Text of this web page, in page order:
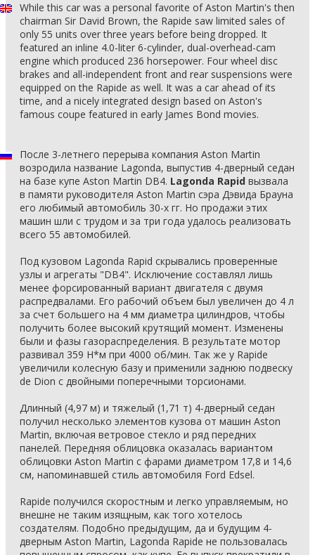
While this car was a personal favorite of Aston Martin's then
chairman Sir David Brown, the Rapide saw limited sales of
only 55 units over three years before being dropped. It
featured an inline 4.0-liter 6-cylinder, dual-overhead-cam
engine which produced 236 horsepower. Four wheel disc
brakes and all-independent front and rear suspensions were
equipped on the Rapide as well. It was a car ahead of its
time, and a nicely integrated design based on Aston's
famous coupe featured in early James Bond movies.
После 3-летнего перерыва компания Aston Martin
возродила название Lagonda, выпустив 4-дверный седан
на базе купе Aston Martin DB4. Lagonda Rapid вызвала
в памяти руководителя Aston Martin сэра Дэвида Брауна
его любимый автомобиль 30-х гг. Но продажи этих
машин шли с трудом и за три года удалось реализовать
всего 55 автомобилей.
Под кузовом Lagonda Rapid скрывались проверенные
узлы и агрегаты "DB4". Исключение составлял лишь
менее форсированный вариант двигателя с двумя
распредвалами. Его рабочий объем был увеличен до 4 л
за счет большего на 4 мм диаметра цилиндров, чтобы
получить более высокий крутящий момент. Изменены
были и фазы газораспределения. В результате мотор
развивал 359 Н*м при 4000 об/мин. Так же у Rapide
увеличили колесную базу и применили заднюю подвеску
de Dion с двойными поперечными торсионами.
Длинный (4,97 м) и тяжелый (1,71 т) 4-дверный седан
получил несколько элементов кузова от машин Aston
Martin, включая ветровое стекло и ряд передних
панелей. Передняя облицовка оказалась вариантом
облицовки Aston Martin с фарами диаметром 17,8 и 14,6
см, напоминавшей стиль автомобиля Ford Edsel.
Rapide получился скоростным и легко управляемым, но
внешне не таким изящным, как того хотелось
создателям. Подобно предыдущим, да и будущим 4-
дверным Aston Martin, Lagonda Rapide не пользовалась